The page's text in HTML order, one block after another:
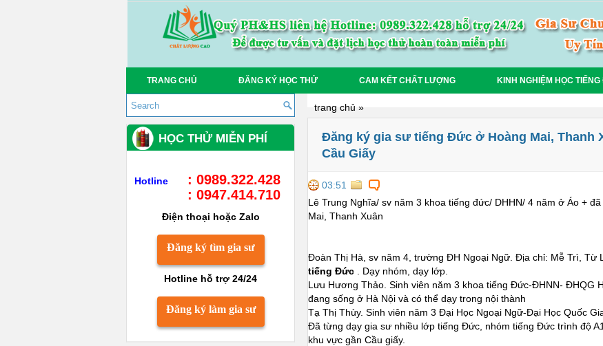
TRANG CHỦ ĐĂNG KÝ HỌC THỬ CAM KẾT CHẤT LƯỢNG KINH NGHIỆM HỌC
trang chủ »
Đăng ký gia sư tiếng Đức ở Hoàng Mai, Thanh
Cầu Giấy
03:51
Lê Trung Nghĩa/ sv năm 3 khoa tiếng đức/ DHHN/ 4 năm ở Áo +
Mai, Thanh Xuân
Đoàn Thị Hà, sv năm 4, trường ĐH Ngoại Ngữ. Địa chỉ: Mễ Trì, Từ
tiếng Đức . Dạy nhóm, dạy lớp.
Lưu Hương Thảo. Sinh viên năm 3 khoa tiếng Đức-ĐHNN- ĐHQG
đang sống ở Hà Nội và có thể dạy trong nội thành
Tạ Thị Thùy. Sinh viên năm 3 Đại Học Ngoại Ngữ-Đại Học Quốc
Đã từng dạy gia sư nhiều lớp tiếng Đức, nhóm tiếng Đức trình độ
khu vực gần Cầu giấy.
HỌC THỬ MIỄN PHÍ
Hotline
: 0989.322.428
: 0947.414.710
Điện thoại hoặc Zalo
Đăng ký tìm gia sư
Hotline hỗ trợ 24/24
Đăng ký làm gia sư